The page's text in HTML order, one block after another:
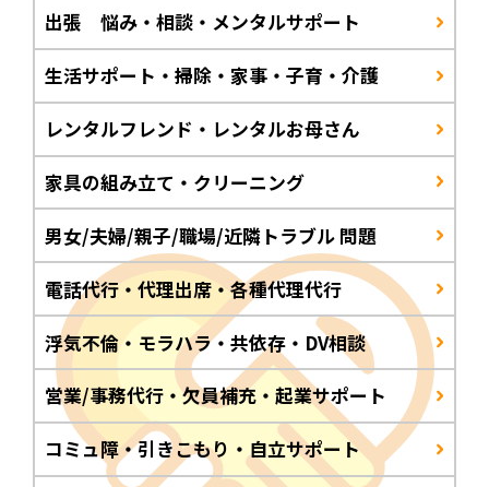
出張 悩み・相談・メンタルサポート
生活サポート・掃除・家事・子育・介護
レンタルフレンド・レンタルお母さん
家具の組み立て・クリーニング
男女/夫婦/親子/職場/近隣トラブル 問題
電話代行・代理出席・各種代理代行
浮気不倫・モラハラ・共依存・DV相談
営業/事務代行・欠員補充・起業サポート
コミュ障・引きこもり・自立サポート